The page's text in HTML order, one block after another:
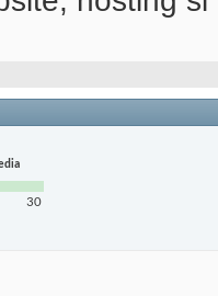
30